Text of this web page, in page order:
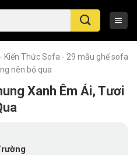
- Kiến Thức Sofa - 29 mẫu ghế sofa
nên bỏ qua
Xanh Êm Ái, Tươi